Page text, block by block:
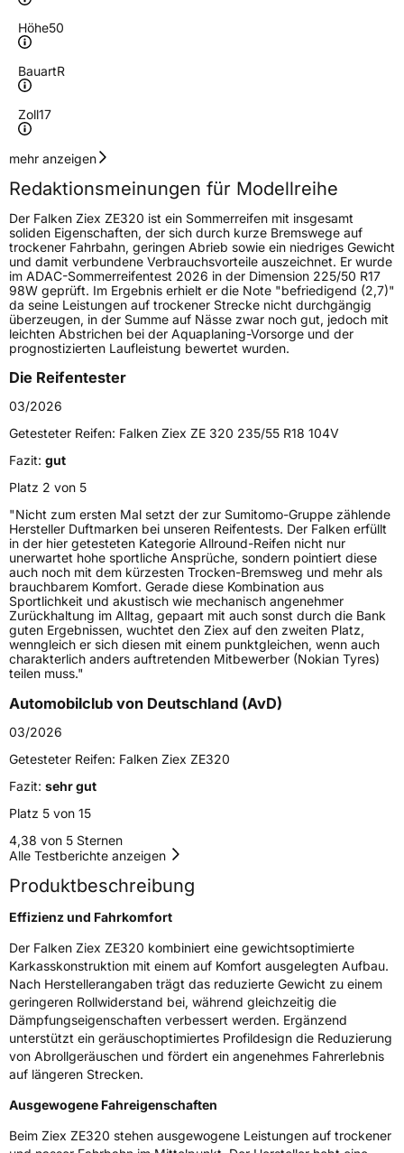
Höhe50
BauartR
Zoll17
Geschwindigkeitsindex
Lastindex 93
Höchstlast650 kg
Gewicht (in kg)10,229 kg
Generelle Merkmale
FahrzeugtypPKW
VerwendungSommerreifen
Modellname
Fahrzeugart PKW & SUV
Weitere Eigenschaften
SchlauchtypTL
ZustandNeureifen
VerstärktXL
EU Label
Nasshaftung
Rollgeräusch (Klasse)
Rollgeräusch (dB)
FahrzeugklasseC1
3PMSF / Schneeflockensymbol / Alpine-Symbol
Allgemeine Produktsicherheit (GPSR)
HerstellerkontaktFalken Tyre Europe GmbH, Berliner Strasse
74-76 63065 Offenbach am Main
Deutschland, info@falkentyre.com
mehr anzeigen
Redaktionsmeinungen für Modellreihe
Der Falken Ziex ZE320 ist ein Sommerreifen mit insgesamt
soliden Eigenschaften, der sich durch kurze Bremswege auf
trockener Fahrbahn, geringen Abrieb sowie ein niedriges Gewicht
und damit verbundene Verbrauchsvorteile auszeichnet. Er wurde
im ADAC-Sommerreifentest 2026 in der Dimension 225/50 R17
98W geprüft. Im Ergebnis erhielt er die Note "befriedigend (2,7)"
da seine Leistungen auf trockener Strecke nicht durchgängig
überzeugen, in der Summe auf Nässe zwar noch gut, jedoch mit
leichten Abstrichen bei der Aquaplaning-Vorsorge und der
prognostizierten Laufleistung bewertet wurden.
Die Reifentester
03/2026
Getesteter Reifen: Falken Ziex ZE 320 235/55 R18 104V
Fazit: gut
Platz 2 von 5
"Nicht zum ersten Mal setzt der zur Sumitomo-Gruppe zählende
Hersteller Duftmarken bei unseren Reifentests. Der Falken erfüllt
in der hier getesteten Kategorie Allround-Reifen nicht nur
unerwartet hohe sportliche Ansprüche, sondern pointiert diese
auch noch mit dem kürzesten Trocken-Bremsweg und mehr als
brauchbarem Komfort. Gerade diese Kombination aus
Sportlichkeit und akustisch wie mechanisch angenehmer
Zurückhaltung im Alltag, gepaart mit auch sonst durch die Bank
guten Ergebnissen, wuchtet den Ziex auf den zweiten Platz,
wenngleich er sich diesen mit einem punktgleichen, wenn auch
charakterlich anders auftretenden Mitbewerber (Nokian Tyres)
teilen muss."
Automobilclub von Deutschland (AvD)
03/2026
Getesteter Reifen: Falken Ziex ZE320
Fazit: sehr gut
Platz 5 von 15
4,38 von 5 Sternen
Alle Testberichte anzeigen
Produktbeschreibung
Effizienz und Fahrkomfort
Der Falken Ziex ZE320 kombiniert eine gewichtsoptimierte
Karkasskonstruktion mit einem auf Komfort ausgelegten Aufbau.
Nach Herstellerangaben trägt das reduzierte Gewicht zu einem
geringeren Rollwiderstand bei, während gleichzeitig die
Dämpfungseigenschaften verbessert werden. Ergänzend
unterstützt ein geräuschoptimiertes Profildesign die Reduzierung
von Abrollgeräuschen und fördert ein angenehmes Fahrerlebnis
auf längeren Strecken.
Ausgewogene Fahreigenschaften
Beim Ziex ZE320 stehen ausgewogene Leistungen auf trockener